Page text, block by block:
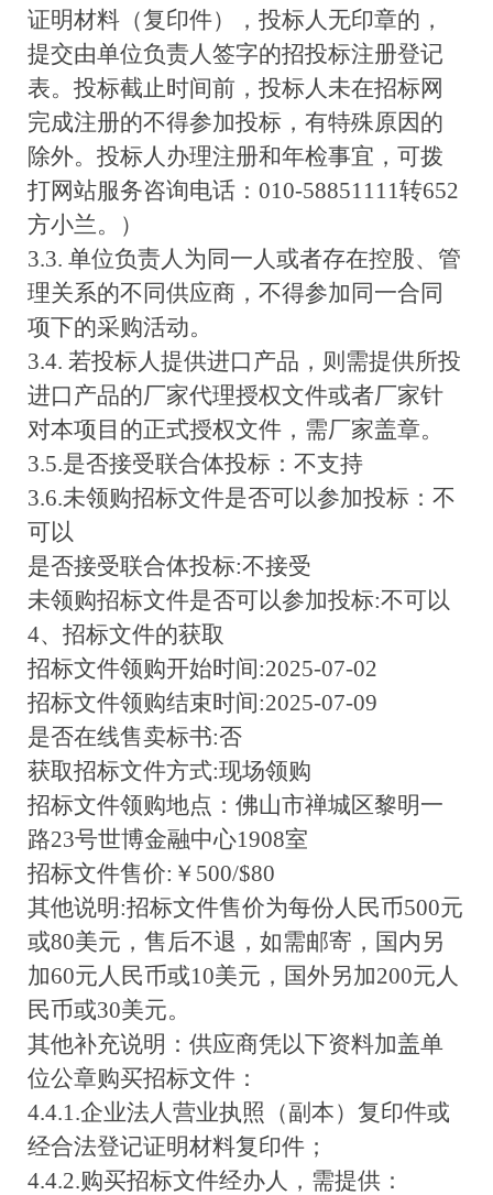
证明材料（复印件），投标人无印章的，
提交由单位负责人签字的招投标注册登记
表。投标截止时间前，投标人未在招标网
完成注册的不得参加投标，有特殊原因的
除外。投标人办理注册和年检事宜，可拨
打网站服务咨询电话：010-58851111转652
方小兰。）
3.3. 单位负责人为同一人或者存在控股、管
理关系的不同供应商，不得参加同一合同
项下的采购活动。
3.4. 若投标人提供进口产品，则需提供所投
进口产品的厂家代理授权文件或者厂家针
对本项目的正式授权文件，需厂家盖章。
3.5.是否接受联合体投标：不支持
3.6.未领购招标文件是否可以参加投标：不
可以
是否接受联合体投标:不接受
未领购招标文件是否可以参加投标:不可以
4、招标文件的获取
招标文件领购开始时间:2025-07-02
招标文件领购结束时间:2025-07-09
是否在线售卖标书:否
获取招标文件方式:现场领购
招标文件领购地点：佛山市禅城区黎明一
路23号世博金融中心1908室
招标文件售价:￥500/$80
其他说明:招标文件售价为每份人民币500元
或80美元，售后不退，如需邮寄，国内另
加60元人民币或10美元，国外另加200元人
民币或30美元。
其他补充说明：供应商凭以下资料加盖单
位公章购买招标文件：
4.4.1.企业法人营业执照（副本）复印件或
经合法登记证明材料复印件；
4.4.2.购买招标文件经办人，需提供：